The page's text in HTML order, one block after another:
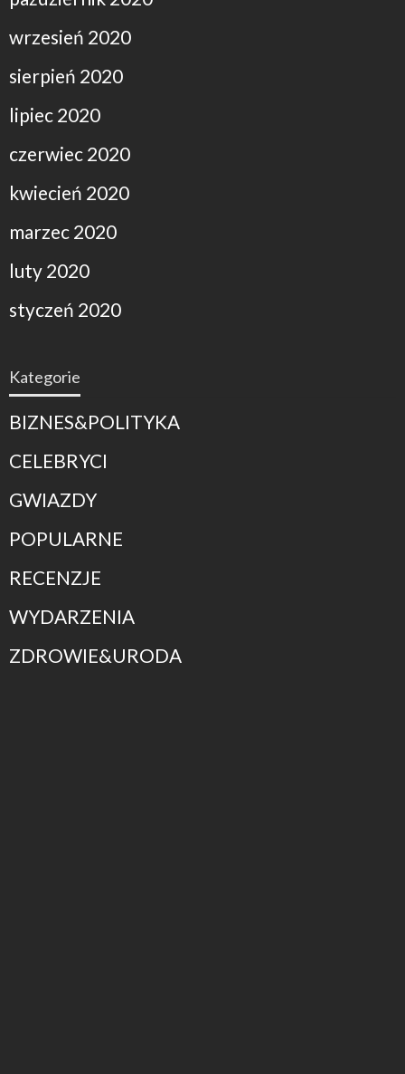
wrzesień 2020
sierpień 2020
lipiec 2020
czerwiec 2020
kwiecień 2020
marzec 2020
luty 2020
styczeń 2020
Kategorie
BIZNES&POLITYKA
CELEBRYCI
GWIAZDY
POPULARNE
RECENZJE
WYDARZENIA
ZDROWIE&URODA